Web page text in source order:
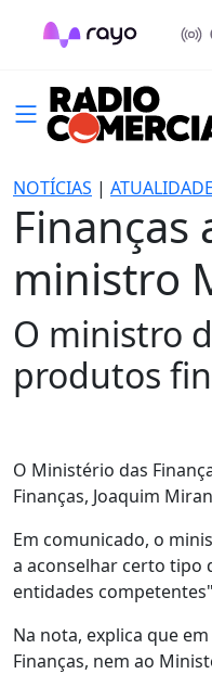
NOTÍCIAS | ATUALIDADE
ministro
O ministro
produtos
O Ministério das
Finanças, Joaquim
Em comunicado, o
a aconselhar certo tipo
entidades
Na nota, explica que
Finanças, nem ao